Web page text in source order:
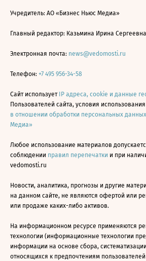
Учредитель: АО «Бизнес Ньюс Медиа»
Главный редактор: Казьмина Ирина Сергеевна
Электронная почта: news@vedomosti.ru
Телефон: +7 495 956-34-58
Сайт использует IP адреса, cookie и данные
Пользователей сайта, условия
в отношении обработки персональных
Медиа»
Любое использование материалов
соблюдении правил перепечатки и при
vedomosti.ru
Новости, аналитика, прогнозы и другие
на данном сайте, не являются офертой или
или продаже каких-либо активов.
На информационном ресурсе применяются
технологии (информационные технологии
информации на основе сбора,
относящихся к предпочтениям